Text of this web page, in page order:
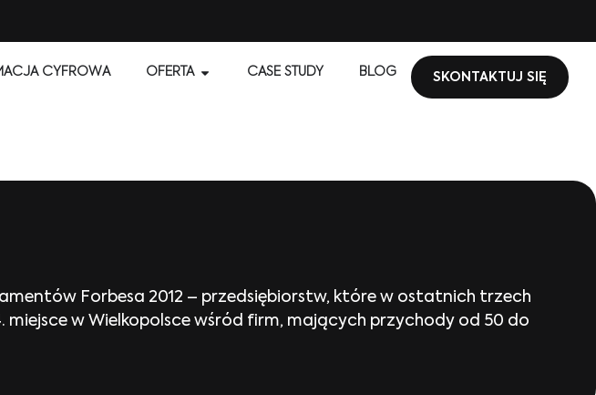
CYFROWA OFERTA CASE STUDY BLOG SKONTAKTUJ SIĘ
Forbesa 2012 – przedsiębiorstw, które w ostatnich trzech
miejsce w Wielkopolsce wśród firm, mających przychody od 50 do